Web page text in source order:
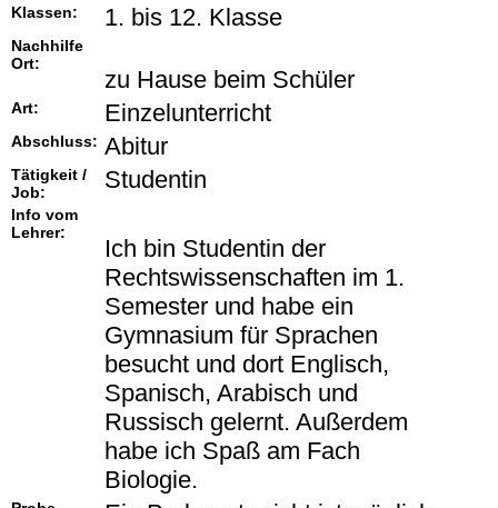
Klassen: 1. bis 12. Klasse
Nachhilfe
Ort:
zu Hause beim Schüler
Art: Einzelunterricht
Abschluss: Abitur
Tätigkeit /
Job:
Studentin
Info vom
Lehrer:
Ich bin Studentin der
Rechtswissenschaften im 1.
Semester und habe ein
Gymnasium für Sprachen
besucht und dort Englisch,
Spanisch, Arabisch und
Russisch gelernt. Außerdem
habe ich Spaß am Fach
Biologie.